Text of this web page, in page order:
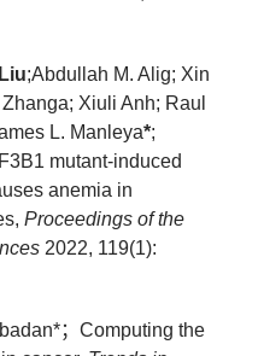
;Abdullah M. Alig; Xin
Xiuli Anh; Raul
L. Manleya*;
mutant-induced
anemia in
Proceedings of the
2022, 119(1):
； Computing the